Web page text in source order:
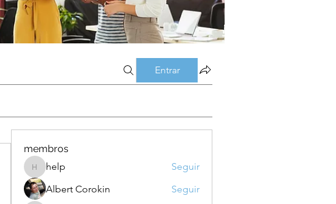
Entrar
membros
help
help
Seguir
Albert Corokin
Seguir